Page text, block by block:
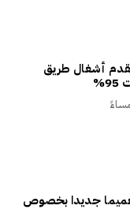
تقدم أشغال طريق
جديدا بخصوص